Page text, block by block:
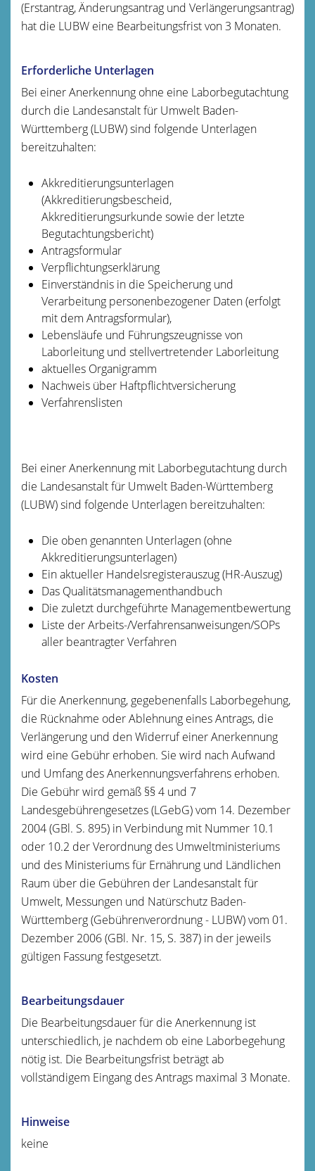
(Erstantrag, Änderungsantrag und Verlängerungsantrag)
hat die LUBW eine Bearbeitungsfrist von 3 Monaten.
Erforderliche Unterlagen
Bei einer Anerkennung ohne eine Laborbegutachtung
durch die Landesanstalt für Umwelt Baden-
Württemberg (LUBW) sind folgende Unterlagen
bereitzuhalten:
Akkreditierungsunterlagen
(Akkreditierungsbescheid,
Akkreditierungsurkunde sowie der letzte
Begutachtungsbericht)
Antragsformular
Verpflichtungserklärung
Einverständnis in die Speicherung und
Verarbeitung personenbezogener Daten (erfolgt
mit dem Antragsformular),
Lebensläufe und Führungszeugnisse von
Laborleitung und stellvertretender Laborleitung
aktuelles Organigramm
Nachweis über Haftpflichtversicherung
Verfahrenslisten
Bei einer Anerkennung mit Laborbegutachtung durch
die Landesanstalt für Umwelt Baden-Württemberg
(LUBW) sind folgende Unterlagen bereitzuhalten:
Die oben genannten Unterlagen (ohne
Akkreditierungsunterlagen)
Ein aktueller Handelsregisterauszug (HR-Auszug)
Das Qualitätsmanagementhandbuch
Die zuletzt durchgeführte Managementbewertung
Liste der Arbeits-/Verfahrensanweisungen/SOPs
aller beantragter Verfahren
Kosten
Für die Anerkennung, gegebenenfalls Laborbegehung,
die Rücknahme oder Ablehnung eines Antrags, die
Verlängerung und den Widerruf einer Anerkennung
wird eine Gebühr erhoben. Sie wird nach Aufwand
und Umfang des Anerkennungsverfahrens erhoben.
Die Gebühr wird gemäß §§ 4 und 7
Landesgebührengesetzes (LGebG) vom 14. Dezember
2004 (GBl. S. 895) in Verbindung mit Nummer 10.1
oder 10.2 der Verordnung des Umweltministeriums
und des Ministeriums für Ernährung und Ländlichen
Raum über die Gebühren der Landesanstalt für
Umwelt, Messungen und Natürschutz Baden-
Württemberg (Gebührenverordnung - LUBW) vom 01.
Dezember 2006 (GBl. Nr. 15, S. 387) in der jeweils
gültigen Fassung festgesetzt.
Bearbeitungsdauer
Die Bearbeitungsdauer für die Anerkennung ist
unterschiedlich, je nachdem ob eine Laborbegehung
nötig ist. Die Bearbeitungsfrist beträgt ab
vollständigem Eingang des Antrags maximal 3 Monate.
Hinweise
keine